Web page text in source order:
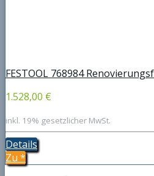
FESTOOL 768984
1.528,00 €
inkl. 19% gesetzlicher MwSt.
Details
Zu *